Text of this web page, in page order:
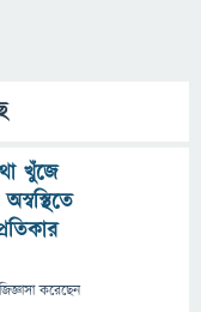
খুঁজে
জিজ্ঞাসাকরেছেন